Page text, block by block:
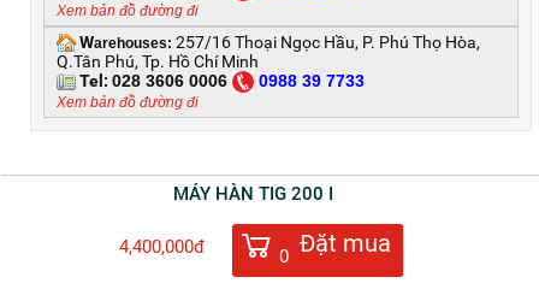
Xem bản đồ đường đi
Warehouses: 257/16 Thoại Ngọc Hầu, P. Phú Thọ Hòa,
Q.Tân Phú, Tp. Hồ Chí Minh
Tel: 028 3606 0006 0988 39 7733
Xem bản đồ đường đi
MÁY HÀN TIG 200 I
4,400,000đ 0 Đặt mua